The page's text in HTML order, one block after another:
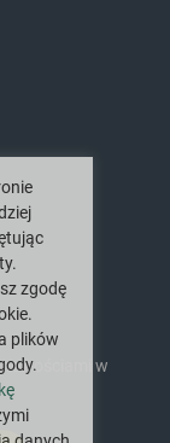
w
zgodę
plików